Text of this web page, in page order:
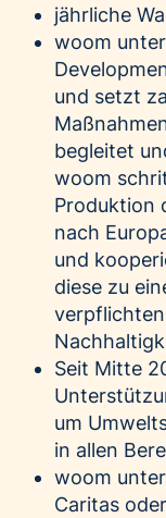
jährliche
woom
und setzt
begleitet
woom
Produktion
nach
und
diese zu
Seit Mitte
um
in allen
woom
Caritas